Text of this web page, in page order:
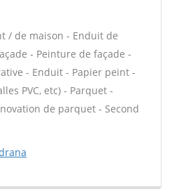
/ de maison - Enduit de
- Peinture de façade -
- Enduit - Papier peint -
PVC, etc) - Parquet -
de parquet - Second